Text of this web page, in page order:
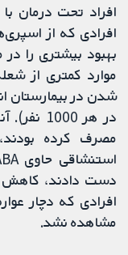
افرادی که از
بهبود بیشتری را
موارد کمتری از
در هر
مصرف کرده
دست دادند، کاهش
افرادی که دچار
مشاهده نشد.